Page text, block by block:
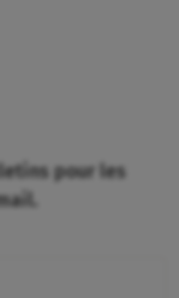
pour les